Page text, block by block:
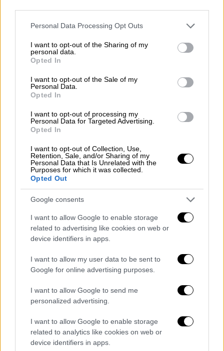
Please note that this website/app uses one or more Google
not limited to your visit or usage behaviour. You may click to
grant or deny consent to Google and its third-party tags to
use your data for below specified purposes in below Google
consent section.
Personal Data Processing Opt Outs
I want to opt-out of the Sharing of my
personal data.
Opted In
I want to opt-out of the Sale of my
Personal Data.
Opted In
I want to opt-out of processing my
Personal Data for Targeted Advertising.
Opted In
I want to opt-out of Collection, Use,
Retention, Sale, and/or Sharing of my
Personal Data that Is Unrelated with the
Purposes for which it was collected.
Opted Out
Google consents
I want to allow Google to enable storage
related to advertising like cookies on web or
device identifiers in apps.
I want to allow my user data to be sent to
Google for online advertising purposes.
I want to allow Google to send me
personalized advertising.
I want to allow Google to enable storage
related to analytics like cookies on web or
device identifiers in apps.
ψέμα και μια καταδίκη του πρώην
παίκτη χόκεϊ
Ο ίδιος ρωτήθηκε για τη συμμετοχή των δυο
λέγοντας ότι «χρειαζόμαστε χρόνο για να
αξιολογήσουμε τις αιτήσεις. Το
ακόμα ένα πολύ πρόσφατο πρόγραμμα, και τα
κράτη-μέλη μας λαμβάνουν προσωρινές
κατανομές», τονίζοντας ότι «μια απόφαση θα
ληφθεί όταν θα είμαστε σε θέση να την
πάρουμε».
Τόμας Ρενιέρρωτήθηκε επίσης από τους
δημοσιογράφους για το ρόλο τηςΓερμανίας
καθώς και για την πίεση του χρόνου,
δεδομένου ότι η καταληκτική ημερομηνία
είναι στο τέλοςΝοεμβρίου.
Ρενιέραπάντησε «χρειαζόμαστε χρόνο
για να αξιολογήσουμε τις αιτήσεις. Το
είναι ακόμα ένα πολύ πρόσφατο πρόγραμμα,
και τα κράτη-μέλη μας λαμβάνουν
προσωρινές κατανομές.